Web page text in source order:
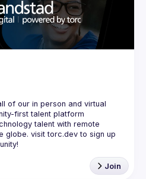
of our in person and virtual
first talent platform
talent with remote
globe. visit torc.dev to sign up
Join